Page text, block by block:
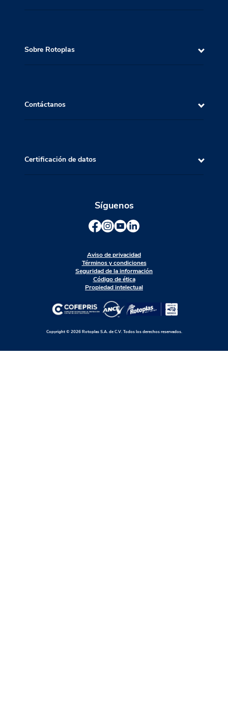
Sobre Rotoplas
Contáctanos
Certificación de datos
Síguenos
Aviso de privacidad
Términos y condiciones
Seguridad de la información
Código de ética
Propiedad intelectual
Copyright © 2026 Rotoplas S.A. de C.V. Todos los derechos reservados.